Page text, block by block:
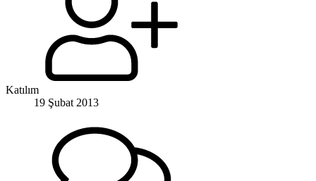
Katılım
19 Şubat 2013